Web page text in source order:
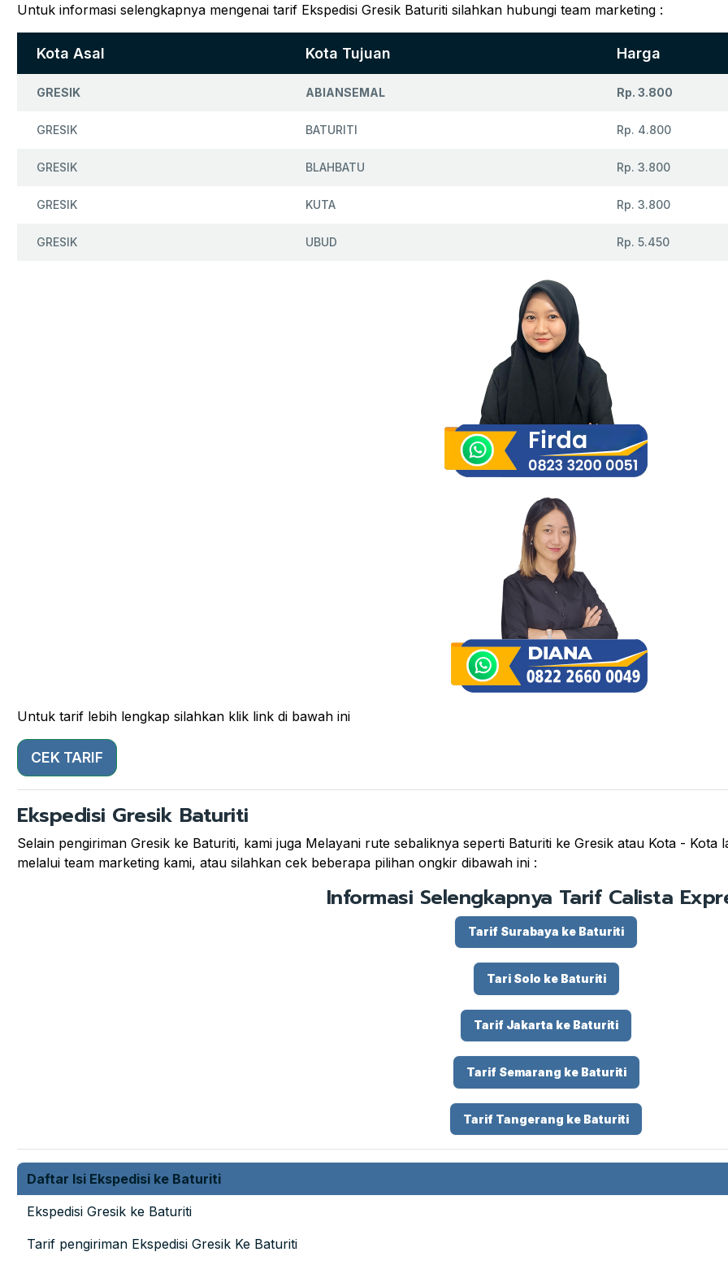
Untuk informasi selengkapnya mengenai tarif Ekspedisi Gresik Baturiti silahkan hubungi team marketing :
Kota Asal Kota Tujuan Harga
GRESIK ABIANSEMAL Rp. 3.800
GRESIK BATURITI Rp. 4.800
GRESIK BLAHBATU Rp. 3.800
GRESIK KUTA Rp. 3.800
GRESIK UBUD Rp. 5.450
Untuk tarif lebih lengkap silahkan klik link di bawah ini
CEK TARIF
Ekspedisi Gresik Baturiti
Selain pengiriman Gresik ke Baturiti, kami juga Melayani rute sebaliknya seperti Baturiti ke Gresik atau Kota -
melalui team marketing kami, atau silahkan cek beberapa pilihan ongkir dibawah ini :
Informasi Selengkapnya Tarif Calista
Tarif Surabaya ke Baturiti
Tari Solo ke Baturiti
Tarif Jakarta ke Baturiti
Tarif Semarang ke Baturiti
Tarif Tangerang ke Baturiti
Daftar Isi Ekspedisi ke Baturiti
Ekspedisi Gresik ke Baturiti
Tarif pengiriman Ekspedisi Gresik Ke Baturiti